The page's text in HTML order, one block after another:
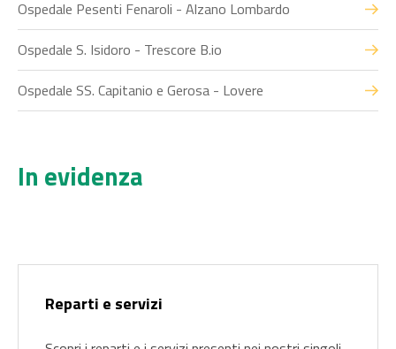
Ospedale Pesenti Fenaroli - Alzano Lombardo
Ospedale S. Isidoro - Trescore B.io
Ospedale SS. Capitanio e Gerosa - Lovere
In evidenza
Reparti e servizi